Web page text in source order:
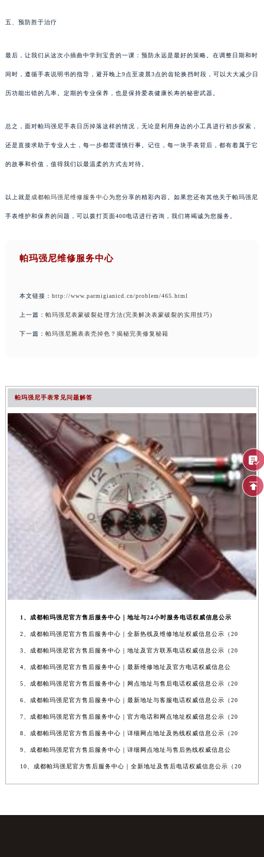
五、预防胜于治疗
最后，让我们从这次小插曲中学到宝贵的一课：预防永远是最好的策略。在调整日期和时
间时，遵循手表说明书的指导，避开晚上9点至凌晨3点的齿轮换挡时段，可以大大减少日
历功能出错的几率。定期的专业保养，也是保持爱表健康长寿的秘密武器。
总之，面对帕玛强尼手表日历掉落这样的情况，无论是利用身边的小工具进行初步探索，
还是直接求助于专业人士，每一步都需谨慎行事。记住，每一块手表背后，都有着属于它
的故事和价值，值得我们以最温柔的方式去对待。
以上就是 成都帕玛强尼维修服务中心为您分享的精彩内容。如果您还有其他关于帕玛强尼
手表维护和保养的问题，可以拨打页面400电话进行咨询，我们将竭诚为您服务。
帕玛强尼维修服务中心
本文链接： http://www.parmigianicd.cn/problem/465.html
上一篇： 帕玛强尼表蒙破裂处理方法(完美解决表蒙破裂的实用技巧)
下一篇： 帕玛强尼腕表表壳掉色？揭秘完美修复秘籍
帕玛强尼手表常见问题解答
1、成都帕玛强尼官方售后服务中心｜地址与24小时服务电话权威信息公示
2、成都帕玛强尼官方售后服务中心｜全新热线及维修地址权威信息公示（20
3、成都帕玛强尼官方售后服务中心｜地址及官方联系电话权威信息公示（20
4、成都帕玛强尼官方售后服务中心｜最新维修地址及官方电话权威信息公
5、成都帕玛强尼官方售后服务中心｜网点地址与售后电话权威信息公示（20
6、成都帕玛强尼官方售后服务中心｜最新地址与客服电话权威信息公示（20
7、成都帕玛强尼官方售后服务中心｜官方电话和网点地址权威信息公示（20
8、成都帕玛强尼官方售后服务中心｜详细网点地址及热线权威信息公示（20
9、成都帕玛强尼官方售后服务中心｜详细网点地址与售后热线权威信息公
10、成都帕玛强尼官方售后服务中心｜全新地址及售后电话权威信息公示（20